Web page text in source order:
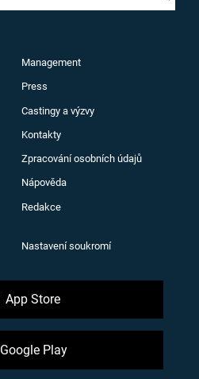
Management
Press
Castingy a výzvy
Kontakty
Zpracování osobních údajů
Nápověda
Redakce
Nastavení soukromí
App Store
Google Play